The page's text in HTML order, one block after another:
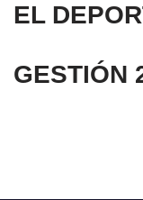
EL
GESTIÓN